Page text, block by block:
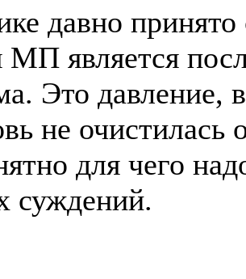
давно принято
МП является
Это давление,
не очистилась
для чего
суждений.